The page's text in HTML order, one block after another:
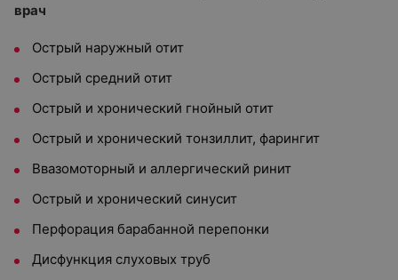
врач
Острый наружный отит
Острый средний отит
Острый и хронический гнойный отит
Острый и хронический тонзиллит, фарингит
Ввазомоторный и аллергический ринит
Острый и хронический синусит
Перфорация барабанной перепонки
Дисфункция слуховых труб